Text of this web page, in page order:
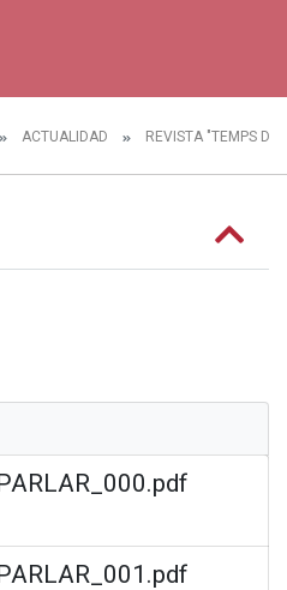
ACTUALIDAD REVISTA "TEMPS DE